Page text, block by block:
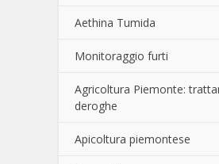
Aethina Tumida
Monitoraggio furti
Agricoltura Piemonte:
deroghe
Apicoltura piemontese